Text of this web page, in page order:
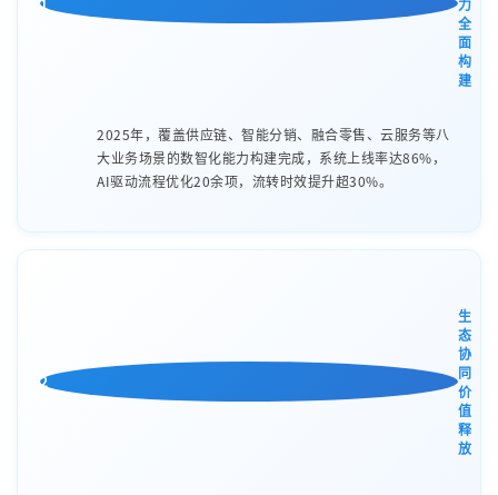
全
面
构
建
2025年，覆盖供应链、智能分销、融合零售、云服务等八
大业务场景的数智化能力构建完成，系统上线率达86%，
AI驱动流程优化20余项，流转时效提升超30%。
2
生
态
协
同
价
值
释
放